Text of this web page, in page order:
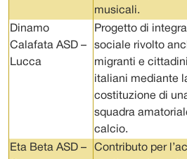
musicali.
Dinamo
Calafata ASD –
Lucca
Progetto di
sociale rivolto
migranti e cittadini
italiani mediante
costituzione di
squadra
calcio.
Eta Beta ASD –
Contributo per